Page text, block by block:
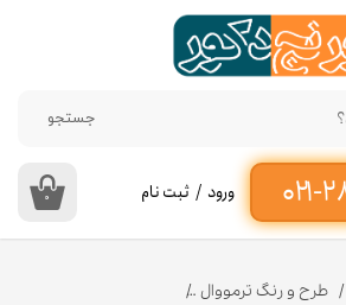
جستجو
۰ ورود / ثبت نام
طرح و رنگ ترمووال